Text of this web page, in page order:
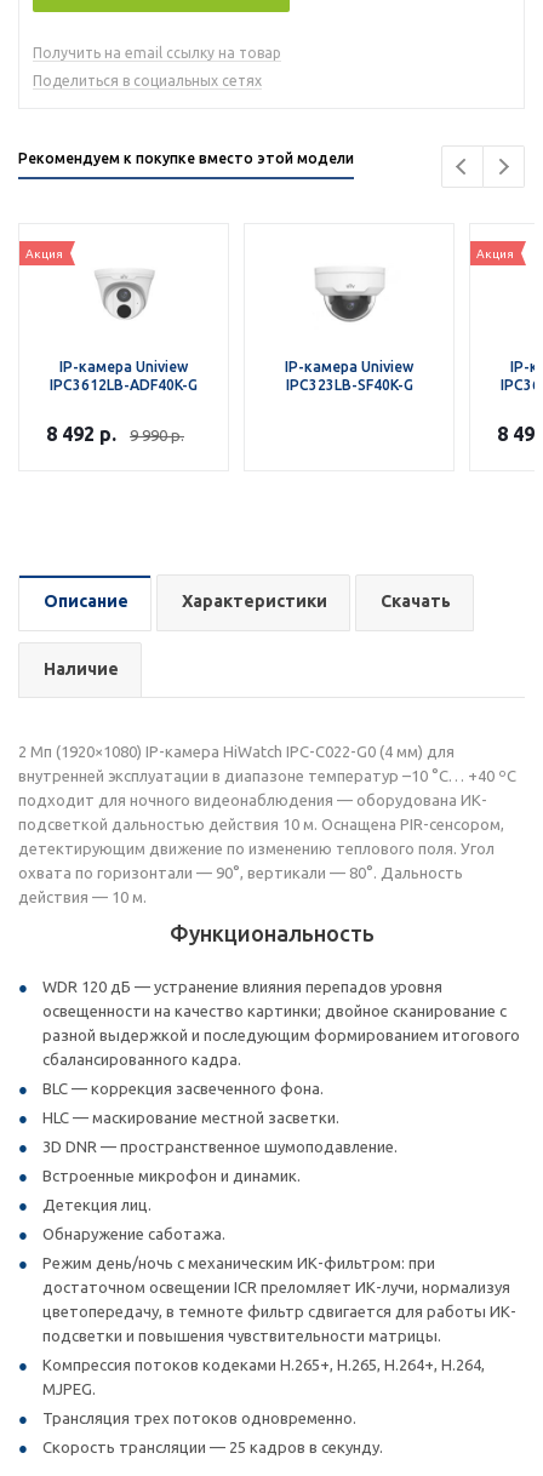
Получить на email ссылку на товар
Поделиться в социальных сетях
Рекомендуем к покупке вместо этой модели
Акция
IP-камера Uniview
IPC3612LB-ADF40K-G
8 492 р. 9 990р.
IP-камера Uniview
IPC323LB-SF40K-G
Акция
IP-
8
Описание Характеристики Скачать
Наличие
2 Мп (1920×1080) IP-камера HiWatch IPC-C022-G0 (4 мм) для
внутренней эксплуатации в диапазоне температур –10 °C… +40 ºС
подходит для ночного видеонаблюдения — оборудована ИК-
подсветкой дальностью действия 10 м. Оснащена PIR-сенсором,
детектирующим движение по изменению теплового поля. Угол
охвата по горизонтали — 90°, вертикали — 80°. Дальность
действия — 10 м.
Функциональность
WDR 120 дБ — устранение влияния перепадов уровня
освещенности на качество картинки; двойное сканирование с
разной выдержкой и последующим формированием итогового
сбалансированного кадра.
BLC — коррекция засвеченного фона.
HLC — маскирование местной засветки.
3D DNR — пространственное шумоподавление.
Встроенные микрофон и динамик.
Детекция лиц.
Обнаружение саботажа.
Режим день/ночь с механическим ИК-фильтром: при
достаточном освещении ICR преломляет ИК-лучи, нормализуя
цветопередачу, в темноте фильтр сдвигается для работы ИК-
подсветки и повышения чувствительности матрицы.
Компрессия потоков кодеками H.265+, H.265, H.264+, H.264,
MJPEG.
Трансляция трех потоков одновременно.
Скорость трансляции — 25 кадров в секунду.